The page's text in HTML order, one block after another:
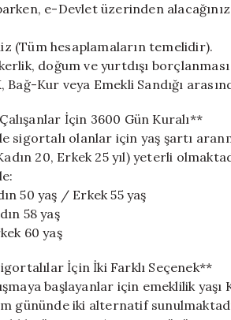
e-Devlet üzerinden
(Tüm hesaplamaların temelidir).
doğum ve yurtdışı
Bağ-Kur veya Emekli Sandığı
İçin 3600 Gün Kuralı**
sigortalı olanlar için yaş şartı
20, Erkek 25 yıl) yeterli
50 yaş / Erkek 55 yaş
58 yaş
60 yaş
İçin İki Farklı Seçenek**
başlayanlar için emeklilik
gününde iki alternatif